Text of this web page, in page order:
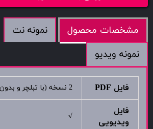
مشخصات محصول
نمونه نت
نمونه ویدیو
فایل PDF 2 نسخه (با تبلچر و بدون تبلچر)
فایل
ویدیویی
√